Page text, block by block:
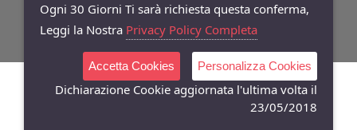
Powered:synchrosystem labs- Design:adesigner
Ogni 30 Giorni Ti sarà richiesta questa conferma,
Leggi la Nostra Privacy Policy Completa
Accetta Cookies Personalizza Cookies
Dichiarazione Cookie aggiornata l'ultima volta il
23/05/2018